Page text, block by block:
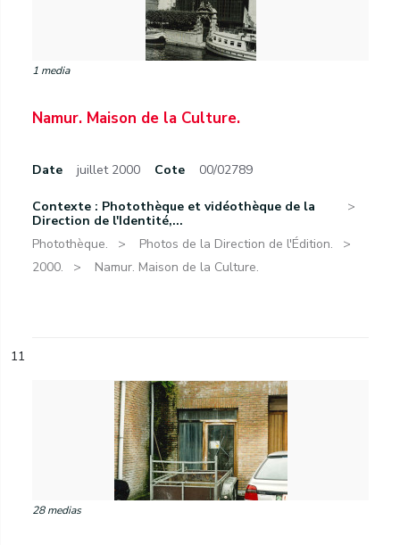
1 media
Namur. Maison de la Culture.
Date juillet 2000 Cote 00/02789
Contexte : Photothèque et vidéothèque de la
Direction de l'Identité,...
Photothèque.
Photos de la Direction de l'Édition.
2000.
Namur. Maison de la Culture.
11
28 medias